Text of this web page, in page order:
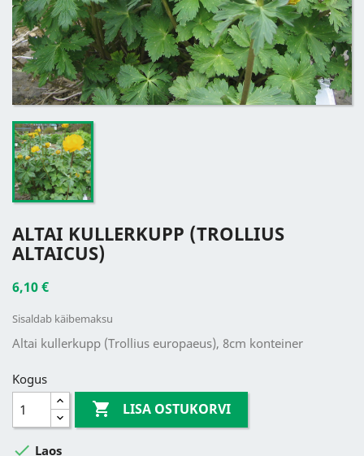
ALTAI KULLERKUPP (TROLLIUS
ALTAICUS)
6,10 €
Sisaldab käibemaksu
Altai kullerkupp (Trollius europaeus), 8cm konteiner
Kogus
 LISA OSTUKORVI
 Laos